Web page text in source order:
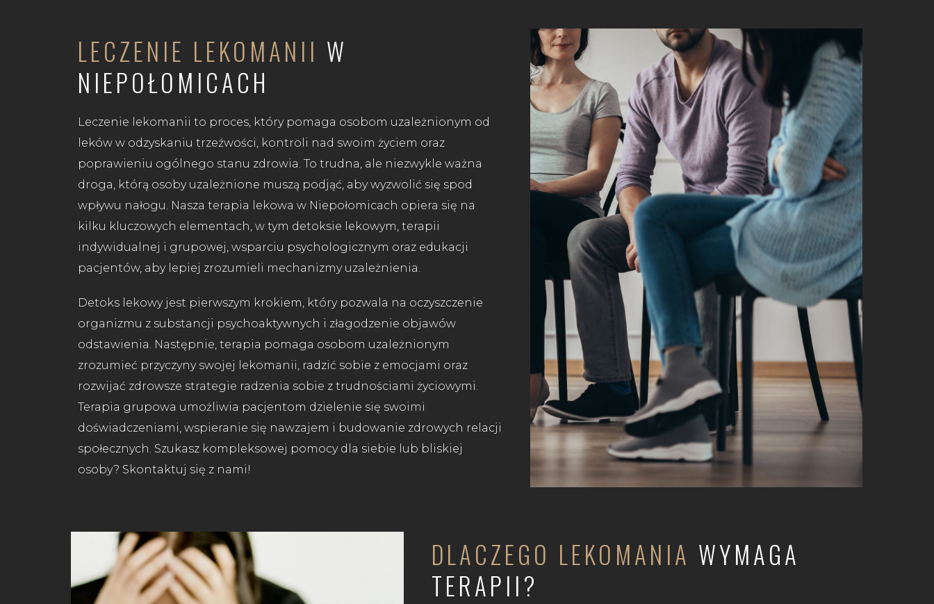
LECZENIE LEKOMANII W
NIEPOŁOMICACH
Leczenie lekomanii to proces, który pomaga osobom uzależnionym od
leków w odzyskaniu trzeźwości, kontroli nad swoim życiem oraz
poprawieniu ogólnego stanu zdrowia. To trudna, ale niezwykle ważna
droga, którą osoby uzależnione muszą podjąć, aby wyzwolić się spod
wpływu nałogu. Nasza terapia lekowa w Niepołomicach opiera się na
kilku kluczowych elementach, w tym detoksie lekowym, terapii
indywidualnej i grupowej, wsparciu psychologicznym oraz edukacji
pacjentów, aby lepiej zrozumieli mechanizmy uzależnienia.
Detoks lekowy jest pierwszym krokiem, który pozwala na oczyszczenie
organizmu z substancji psychoaktywnych i złagodzenie objawów
odstawienia. Następnie, terapia pomaga osobom uzależnionym
zrozumieć przyczyny swojej lekomanii, radzić sobie z emocjami oraz
rozwijać zdrowsze strategie radzenia sobie z trudnościami życiowymi.
Terapia grupowa umożliwia pacjentom dzielenie się swoimi
doświadczeniami, wspieranie się nawzajem i budowanie zdrowych relacji
społecznych. Szukasz kompleksowej pomocy dla siebie lub bliskiej
osoby? Skontaktuj się z nami!
DLACZEGO LEKOMANIA WYMAGA
TERAPII?